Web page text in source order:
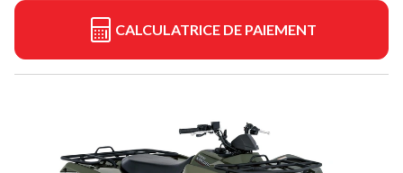
CALCULATRICE DE PAIEMENT